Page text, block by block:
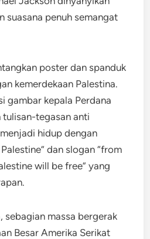
suasana penuh semangat
poster dan spanduk
kemerdekaan Palestina.
gambar kepala Perdana
tulisan-tegasan anti
hidup dengan
dan slogan “from
will be free” yang
sebagian massa bergerak
Besar Amerika Serikat